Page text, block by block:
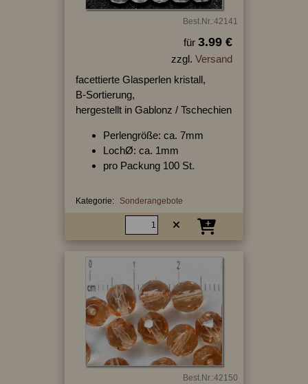
Best.Nr.:42141
für 3.99 €
zzgl. Versand
facettierte Glasperlen kristall,
B-Sortierung,
hergestellt in Gablonz / Tschechien
Perlengröße: ca. 7mm
LochØ: ca. 1mm
pro Packung 100 St.
Kategorie: Sonderangebote
Best.Nr.:42150